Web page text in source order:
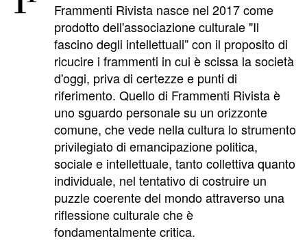
Frammenti Rivista nasce nel 2017 come
prodotto dell'associazione culturale "Il
fascino degli intellettuali” con il proposito di
ricucire i frammenti in cui è scissa la società
d'oggi, priva di certezze e punti di
riferimento. Quello di Frammenti Rivista è
uno sguardo personale su un orizzonte
comune, che vede nella cultura lo strumento
privilegiato di emancipazione politica,
sociale e intellettuale, tanto collettiva quanto
individuale, nel tentativo di costruire un
puzzle coerente del mondo attraverso una
riflessione culturale che è
fondamentalmente critica.